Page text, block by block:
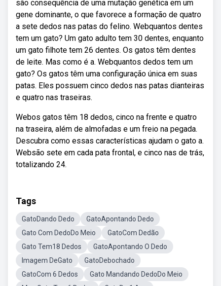
são consequência de uma mutação genética em um
gene dominante, o que favorece a formação de quatro
a sete dedos nas patas do felino. Webquantos dentes
tem um gato? Um gato adulto tem 30 dentes, enquanto
um gato filhote tem 26 dentes. Os gatos têm dentes
de leite. Mas como é a. Webquantos dedos tem um
gato? Os gatos têm uma configuração única em suas
patas. Eles possuem cinco dedos nas patas dianteiras
e quatro nas traseiras.
Webos gatos têm 18 dedos, cinco na frente e quatro
na traseira, além de almofadas e um freio na pegada.
Descubra como essas características ajudam o gato a.
Websão sete em cada pata frontal, e cinco nas de trás,
totalizando 24.
Tags
GatoDando Dedo
GatoApontando Dedo
Gato Com DedoDo Meio
GatoCom Dedão
Gato Tem18 Dedos
GatoApontando O Dedo
Imagem DeGato
GatoDebochado
GatoCom 6 Dedos
Gato Mandando DedoDo Meio